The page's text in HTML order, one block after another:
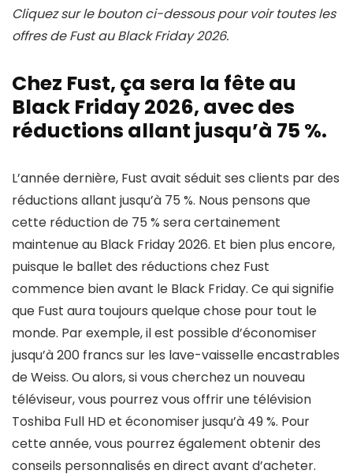
Cliquez sur le bouton ci-dessous pour voir toutes les
offres de Fust au Black Friday 2026.
Chez Fust, ça sera la fête au
Black Friday 2026, avec des
réductions allant jusqu’à 75 %.
L’année dernière, Fust avait séduit ses clients par des
réductions allant jusqu’à 75 %. Nous pensons que
cette réduction de 75 % sera certainement
maintenue au Black Friday 2026. Et bien plus encore,
puisque le ballet des réductions chez Fust
commence bien avant le Black Friday. Ce qui signifie
que Fust aura toujours quelque chose pour tout le
monde. Par exemple, il est possible d’économiser
jusqu’à 200 francs sur les lave-vaisselle encastrables
de Weiss. Ou alors, si vous cherchez un nouveau
téléviseur, vous pourrez vous offrir une télévision
Toshiba Full HD et économiser jusqu’à 49 %. Pour
cette année, vous pourrez également obtenir des
conseils personnalisés en direct avant d’acheter.